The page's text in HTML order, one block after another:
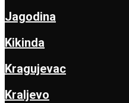
Jagodina
Kikinda
Kragujevac
Kraljevo